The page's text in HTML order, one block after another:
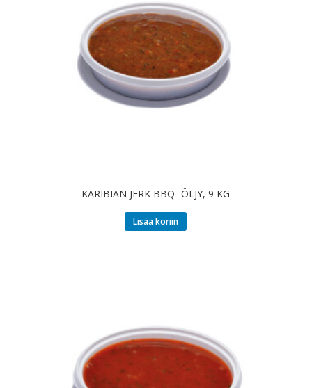
KARIBIAN JERK BBQ -ÖLJY, 9 KG
Lisää koriin